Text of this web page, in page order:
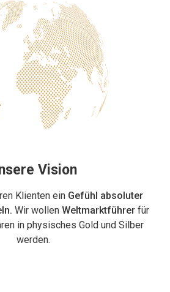
Vision
Klienten ein Gefühl absoluter
Wir wollen Weltmarktführerfür
in physisches Gold und Silber
werden.